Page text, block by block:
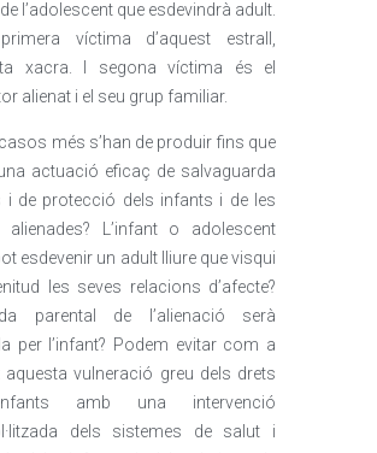
de l’adolescent que esdevindrà adult.
víctima d’aquest estrall,
xacra. I segona víctima és el
alienat i el seu grup familiar.
més s’han de produir fins que
actuació eficaç de salvaguarda
i de protecció dels infants i de les
alienades? L’infant o adolescent
esdevenir un adult lliure que visqui
les seves relacions d’afecte?
parental de l’alienació serà
per l’infant? Podem evitar com a
aquesta vulneració greu dels drets
amb una intervenció
dels sistemes de salut i